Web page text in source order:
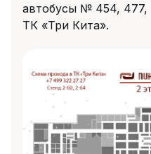
автобусы № 454, 477,
ТК «Три Кита».